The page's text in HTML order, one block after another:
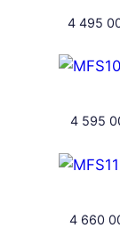
4 495
4 595
4 660